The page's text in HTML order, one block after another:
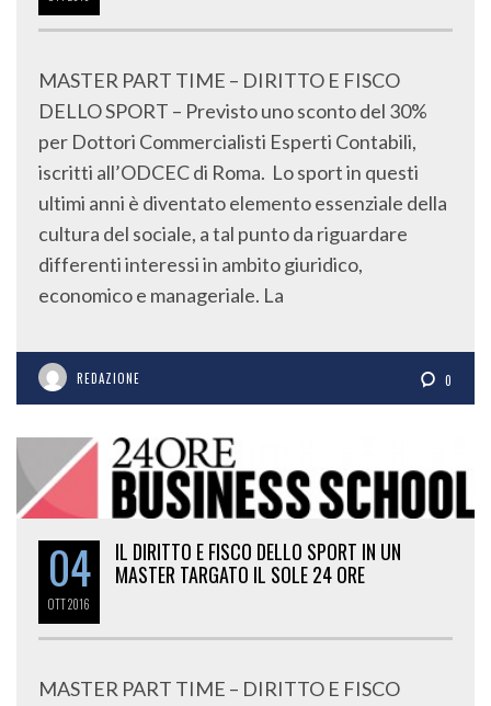
MASTER PART TIME – DIRITTO E FISCO
DELLO SPORT – Previsto uno sconto del 30%
per Dottori Commercialisti Esperti Contabili,
iscritti all’ODCEC di Roma. Lo sport in questi
ultimi anni è diventato elemento essenziale della
cultura del sociale, a tal punto da riguardare
differenti interessi in ambito giuridico,
economico e manageriale. La
REDAZIONE 0
04
OTT2016
IL DIRITTO E FISCO DELLO SPORT IN UN
MASTER TARGATO IL SOLE 24 ORE
MASTER PART TIME – DIRITTO E FISCO